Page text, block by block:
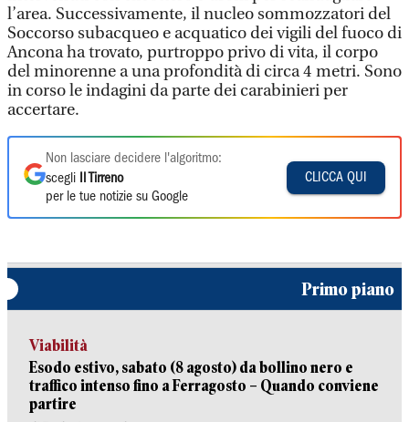
l’area. Successivamente, il nucleo sommozzatori del
Soccorso subacqueo e acquatico dei vigili del fuoco di
Ancona ha trovato, purtroppo privo di vita, il corpo
del minorenne a una profondità di circa 4 metri. Sono
in corso le indagini da parte dei carabinieri per
accertare.
Non lasciare decidere l'algoritmo:
scegli
Il Tirreno
per le tue notizie su Google
CLICCA QUI
Primo piano
Viabilità
Esodo estivo, sabato (8 agosto) da bollino nero e
traffico intenso fino a Ferragosto – Quando conviene
partire